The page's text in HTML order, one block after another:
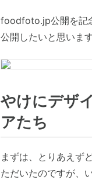
foodfoto.jp公開を記
公開したいと思います
やけにデザ
アたち
まずは、とりあえず
ただいたのですが、